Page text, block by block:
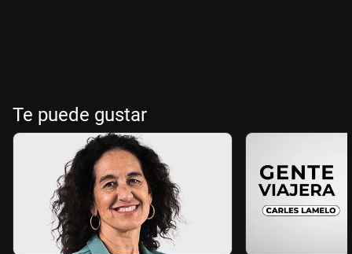
Te puede gustar